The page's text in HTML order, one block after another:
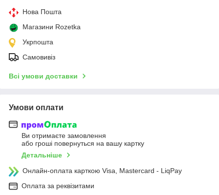
Нова Пошта
Магазини Rozetka
Укрпошта
Самовивіз
Всі умови доставки
Умови оплати
Ви отримаєте замовлення
або гроші повернуться на вашу картку
Детальніше
Онлайн-оплата карткою Visa, Mastercard - LiqPay
Оплата за реквізитами